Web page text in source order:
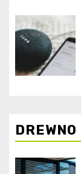
DREWNO